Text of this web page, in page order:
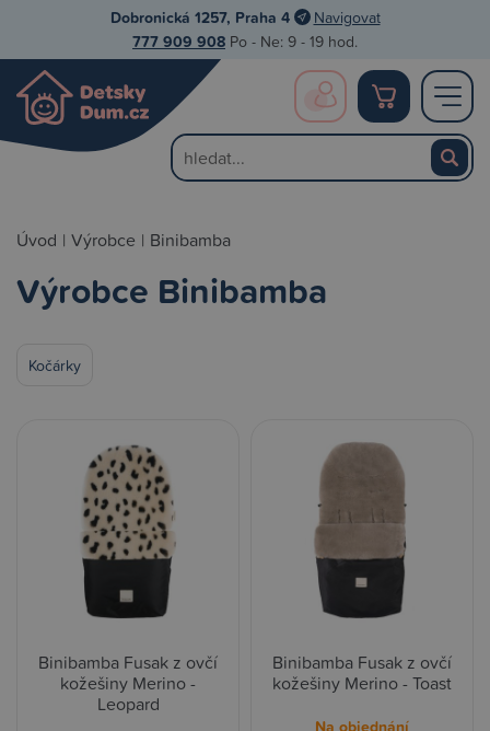
Dobronická 1257, Praha 4 Navigovat
777 909 908 Po - Ne: 9 - 19 hod.
Úvod | Výrobce | Binibamba
Výrobce Binibamba
Kočárky
Binibamba Fusak z ovčí
kožešiny Merino -
Leopard
Binibamba Fusak z ovčí
kožešiny Merino - Toast